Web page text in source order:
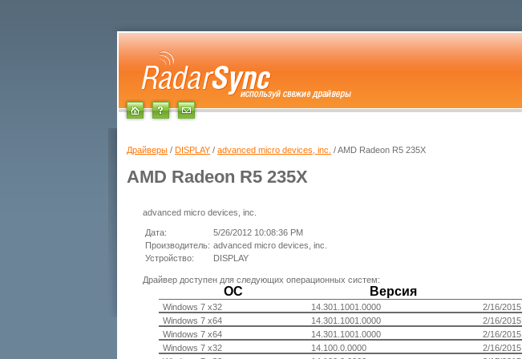
Драйверы / DISPLAY / advanced micro devices, inc. / AMD Radeon R5 235X
AMD Radeon R5 235X
advanced micro devices, inc.
Дата:
5/26/2012 10:08:36 PM
Производитель: advanced micro devices, inc.
Устройство:
DISPLAY
Драйвер доступен для следующих операционных систем:
ОС Версия
Windows 7 x32 14.301.1001.0000 2/16/2015
Windows 7 x64
14.301.1001.0000 2/16/2015
Windows 7 x64
14.301.1001.0000 2/16/2015
Windows 7 x32
14.100.0.0000 2/16/2015